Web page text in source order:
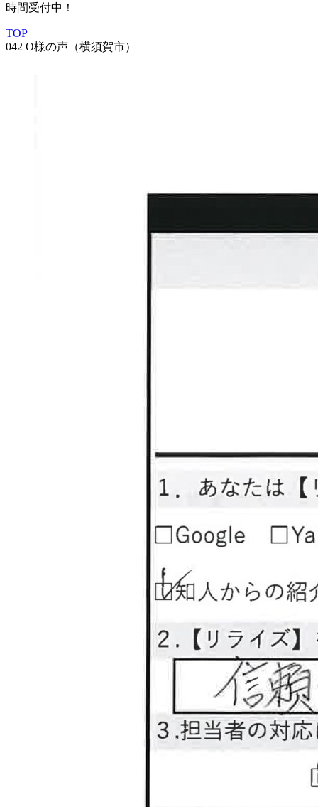
時間受付中！
TOP
042 O様の声（横須賀市）